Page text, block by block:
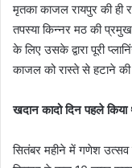
मृतका काजल रायपुर की ही
तपस्या किन्नर मठ की
के लिए उसके द्वारा पूरी
काजल को रास्ते से हटाने की
खदान कादो दिन पहले किया
सितंबर महीने में गणेश उत्सव